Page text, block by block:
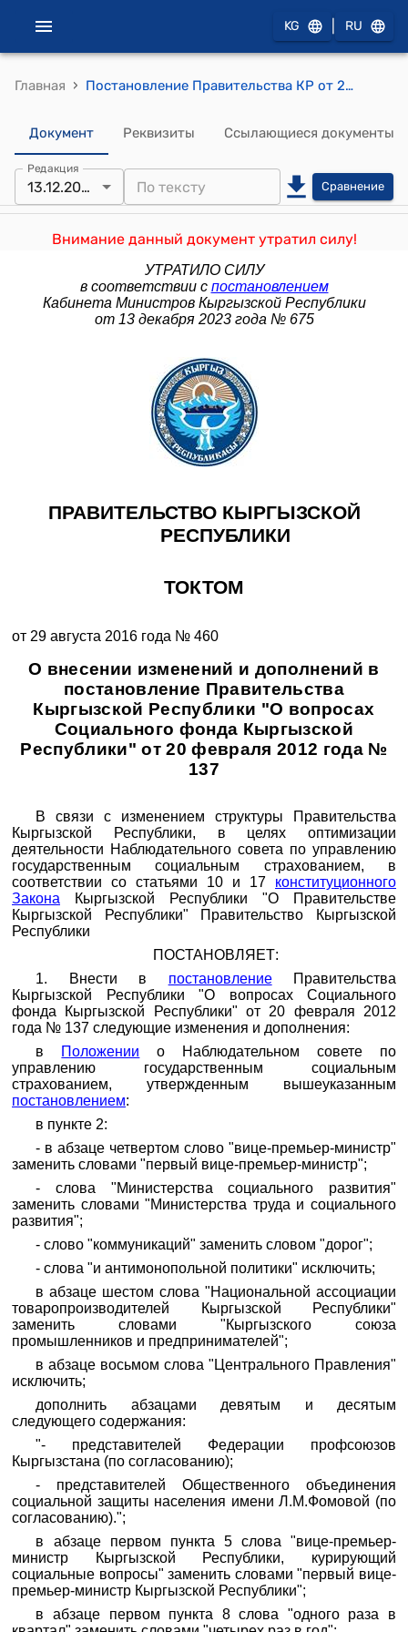
KG RU
Главная › Постановление Правительства КР от 29 августа 2016 года № 460 "О внесении изменений и дополнений в постановление Правительства Кыргызской Республики "О вопросах Социального фонда Кыргызской Республики" от 20 февраля 2012 года № 137"
Документ Реквизиты Ссылающиеся документы
Редакция
13.12.2023 Сравнение
Внимание данный документ утратил силу!